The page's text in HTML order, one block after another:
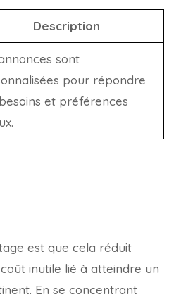
Description
sont
pour répondre
et préférences
est que cela réduit
inutile lié à atteindre un
En se concentrant